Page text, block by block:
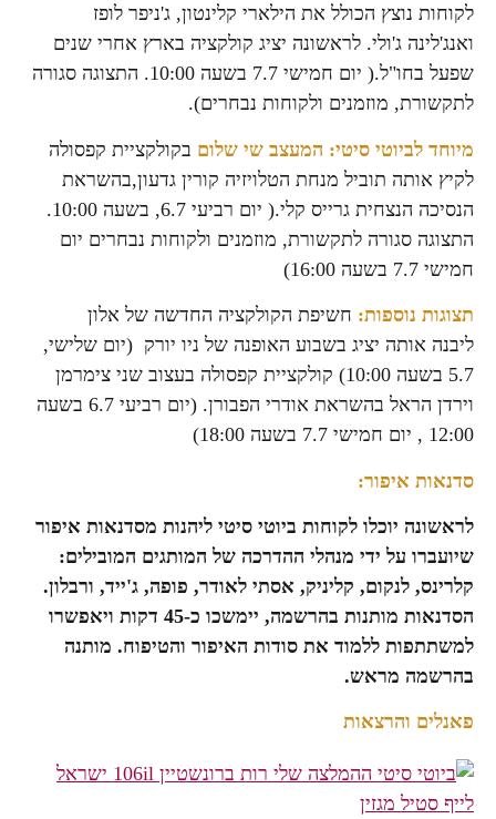
לקוחות נוצץ הכולל את הילארי קלינטון, ג'ניפר לופז
ואנג'לינה ג'ולי. לראשונה יציג קולקציה בארץ אחרי שנים
שפעל בחו"ל.( יום חמישי 7.7 בשעה 10:00. התצוגה סגורה
לתקשורת, מוזמנים ולקוחות נבחרים).
מיוחד לביוטי סיטי: המעצב שי שלוםבקולקציית קפסולה
לקיץ אותה תוביל מנחת הטלויזיה קורין גדעון,בהשראת
הנסיכה הנצחית גרייס קלי.( יום רביעי 6.7, בשעה 10:00.
התצוגה סגורה לתקשורת, מוזמנים ולקוחות נבחרים יום
חמישי 7.7 בשעה 16:00)
תצוגות נוספות: חשיפת הקולקציה החדשה של אלון
ליבנה אותה יציג בשבוע האופנה של ניו יורק (יום שלישי,
5.7 בשעה 10:00) קולקציית קפסולה בעצוב שני צימרמן
וירדן הראל בהשראת אודרי הפבורן. (יום רביעי 6.7 בשעה
12:00 , יום חמישי 7.7 בשעה 18:00)
סדנאות איפור:
לראשונה יוכלו לקוחות ביוטי סיטי ליהנות מסדנאות איפור
שיועברו על ידי מנהלי ההדרכה של המותגים המובילים:
קלרינס, לנקום, קליניק, אסתי לאודר, פופה, ג'ייד, ורבלון.
הסדנאות מותנות בהרשמה, יימשכו כ-45 דקות ויאפשרו
למשתתפות ללמוד את סודות האיפור והטיפוח. מותנה
בהרשמה מראש.
פאנלים והרצאות